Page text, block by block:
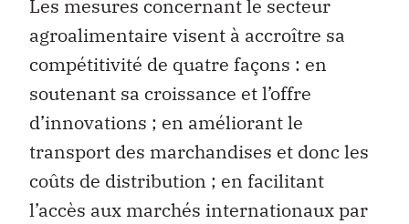
Les mesures concernant le secteur
agroalimentaire visent à accroître sa
compétitivité de quatre façons : en
soutenant sa croissance et l’offre
d’innovations ; en améliorant le
transport des marchandises et donc les
coûts de distribution ; en facilitant
l’accès aux marchés internationaux par